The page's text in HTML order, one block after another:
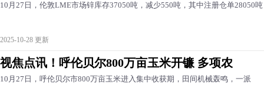
10月27日，伦敦LME市场锌库存37050吨，减少550吨，其中注册仓单28050吨
2025-10-28 更新
视焦点讯！呼伦贝尔800万亩玉米开镰 多项农
10月27日，呼伦贝尔市800万亩玉米进入集中收获期，田间机械轰鸣，一派